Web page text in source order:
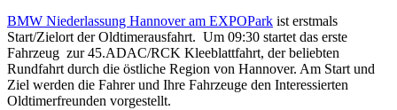
BMW Niederlassung Hannover am EXPOPark ist erstmals
Start/Zielort der Oldtimerausfahrt. Um 09:30 startet das erste
Fahrzeug zur 45.ADAC/RCK Kleeblattfahrt, der beliebten
Rundfahrt durch die östliche Region von Hannover. Am Start und
Ziel werden die Fahrer und Ihre Fahrzeuge den Interessierten
Oldtimerfreunden vorgestellt.